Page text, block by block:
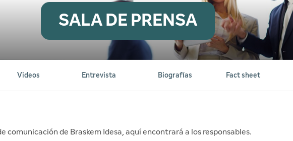
SALA DE PRENSA
Videos Entrevista Biografías Fact sheet
comunicación de Braskem Idesa, aquí encontrará a los responsables.